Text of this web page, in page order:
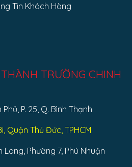
Tin Khách Hàng
TRƯỜNG CHINH
P. 25, Q. Bình Thạnh
Quận Thủ Đức, TPHCM
Long, Phường 7, Phú Nhuận